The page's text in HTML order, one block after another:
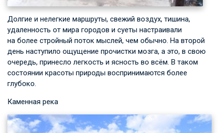
Долгие и нелегкие маршруты, свежий воздух, тишина,
удаленность от мира городов и суеты настраивали
на более стройный поток мыслей, чем обычно. На второй
день наступило ощущение прочистки мозга, а это, в свою
очередь, принесло легкость и ясность во всём. В таком
состоянии красоты природы воспринимаются более
глубоко.
Каменная река